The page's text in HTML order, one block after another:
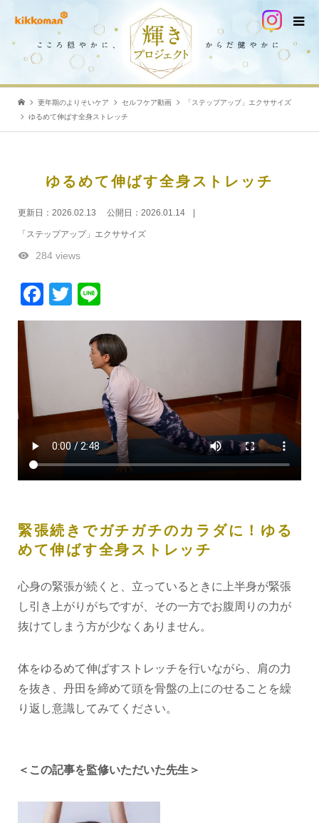
更年期のよりそいケア セルフケア動画
「ステップアップ」エクササイズ
ゆるめて伸ばす全身ストレッチ
ゆるめて伸ばす全身ストレッチ
更新日： 2026.02.13 公開日： 2026.01.14
「ステップアップ」エクササイズ
284 views
Facebook
Twitter
緊張続きでガチガチのカラダに！ゆる
めて伸ばす全身ストレッチ
心身の緊張が続くと、立っているときに上半身が緊張
し引き上がりがちですが、その一方でお腹周りの力が
抜けてしまう方が少なくありません。
体をゆるめて伸ばすストレッチを行いながら、肩の力
を抜き、丹田を締めて頭を骨盤の上にのせることを繰
り返し意識してみてください。
＜この記事を監修いただいた先生＞